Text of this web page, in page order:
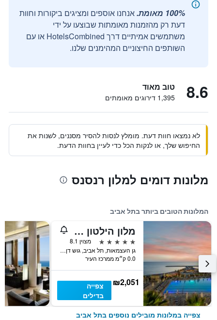
100% מאומת.
אנחנו אוספים ומציגים ביקורות וחוות
דעת רק מהזמנות מאומתות שבוצעו על ידי
משתמשים אמיתיים דרך HotelsCombined או עם
השותפים החיצוניים המהימנים שלנו.
8.6 טוב מאוד
1,395 דירוגים מאומתים
לא נמצאו חוות דעת. מומלץ לנסות להסיר מסננים, לשנות את
החיפוש שלך, או לנקות הכל כדי לעיין בחוות הדעת.
מלונות דומים למלון רנסנס
המלונות הטובים ביותר בתל אביב
מלון הילטון תל אביב
5 כוכבים
מצוין 8.1
גן העצמאות, תל אביב, גוש דן, ישראל
0.0 ק״מ ממרכז העיר
₪2,051
צפייה
בדילים
צפייה במלונות מובילים נוספים בתל אביב